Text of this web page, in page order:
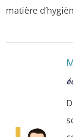
matière